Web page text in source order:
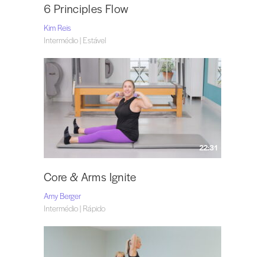
6 Principles Flow
Kim Reis
Intermédio | Estável
22:31
Core & Arms Ignite
Amy Berger
Intermédio | Rápido